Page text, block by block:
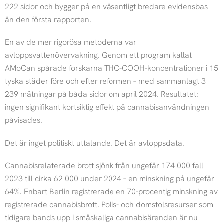
222 sidor och bygger på en väsentligt bredare evidensbas
än den första rapporten.
En av de mer rigorösa metoderna var
avloppsvattenövervakning. Genom ett program kallat
AMoCan spårade forskarna THC-COOH-koncentrationer i 15
tyska städer före och efter reformen – med sammanlagt 3
239 mätningar på båda sidor om april 2024. Resultatet:
ingen signifikant kortsiktig effekt på cannabisanvändningen
påvisades.
Det är inget politiskt uttalande. Det är avloppsdata.
Cannabisrelaterade brott sjönk från ungefär 174 000 fall
2023 till cirka 62 000 under 2024 – en minskning på ungefär
64%. Enbart Berlin registrerade en 70-procentig minskning av
registrerade cannabisbrott. Polis- och domstolsresurser som
tidigare bands upp i småskaliga cannabisärenden är nu